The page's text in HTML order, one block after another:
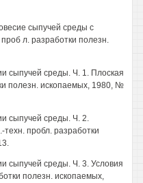
сыпучей среды с
л. разработки полезн.
сыпучей среды. Ч. 1. Плоская
полезн. ископаемых, 1980, №
сыпучей среды. Ч. 2.
пробл. разработки
сыпучей среды. Ч. 3. Условия
полезн. ископаемых,